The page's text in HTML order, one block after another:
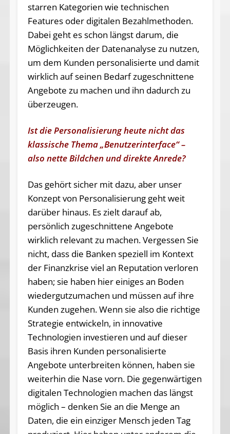
starren Kategorien wie technischen
Features oder digitalen Bezahlmethoden.
Dabei geht es schon längst darum, die
Möglichkeiten der Datenanalyse zu nutzen,
um dem Kunden personalisierte und damit
wirklich auf seinen Bedarf zugeschnittene
Angebote zu machen und ihn dadurch zu
überzeugen.
Ist die Personalisierung heute nicht das
klassische Thema „Benutzerinterface“ –
also nette Bildchen und direkte Anrede?
Das gehört sicher mit dazu, aber unser
Konzept von Personalisierung geht weit
darüber hinaus. Es zielt darauf ab,
persönlich zugeschnittene Angebote
wirklich relevant zu machen. Vergessen Sie
nicht, dass die Banken speziell im Kontext
der Finanzkrise viel an Reputation verloren
haben; sie haben hier einiges an Boden
wiedergutzumachen und müssen auf ihre
Kunden zugehen. Wenn sie also die richtige
Strategie entwickeln, in innovative
Technologien investieren und auf dieser
Basis ihren Kunden personalisierte
Angebote unterbreiten können, haben sie
weiterhin die Nase vorn. Die gegenwärtigen
digitalen Technologien machen das längst
möglich – denken Sie an die Menge an
Daten, die ein einziger Mensch jeden Tag